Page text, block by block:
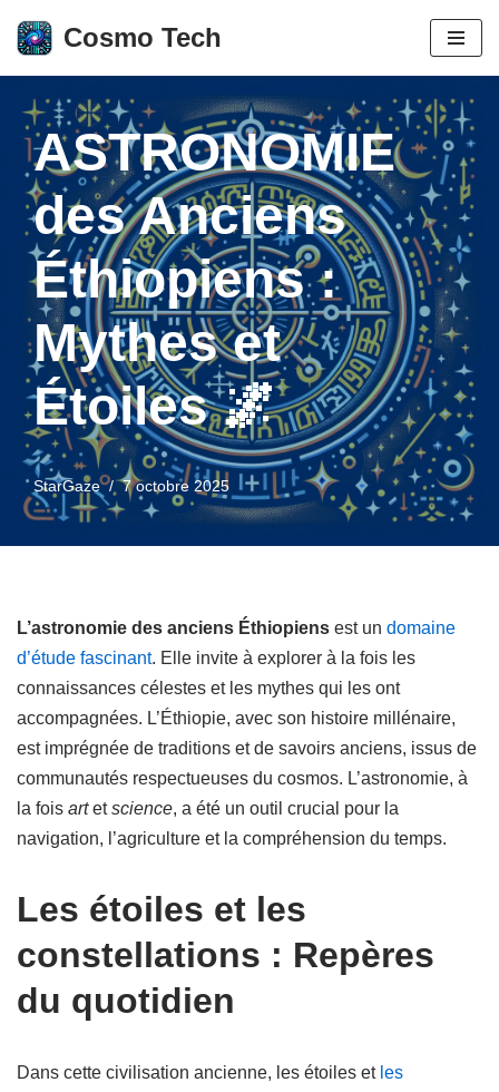
Aller
contenu
Cosmo Tech
ASTRONOMIE
des Anciens
Éthiopiens :
Mythes et
Étoiles 🌌
StarGaze 7 octobre 2025
L’astronomie des anciens Éthiopiens est un domaine
d’étude fascinant. Elle invite à explorer à la fois les
connaissances célestes et les mythes qui les ont
accompagnées. L’Éthiopie, avec son histoire millénaire,
est imprégnée de traditions et de savoirs anciens, issus de
communautés respectueuses du cosmos. L’astronomie, à
la fois artetscience, a été un outil crucial pour la
navigation, l’agriculture et la compréhension du temps.
Les étoiles et les
constellations : Repères
du quotidien
Dans cette civilisation ancienne, les étoiles et les